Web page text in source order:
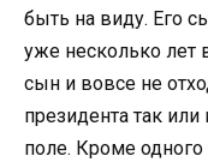
быть на виду. Его
уже несколько лет
сын и вовсе не
президента так
поле. Кроме